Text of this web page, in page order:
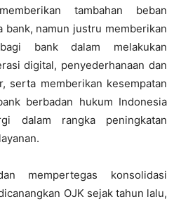
tambahan beban
bank, namun justru memberikan
bank dalam melakukan
digital, penyederhanaan dan
serta memberikan kesempatan
berbadan hukum Indonesia
dalam rangka peningkatan
mempertegas konsolidasi
OJK sejak tahun lalu,